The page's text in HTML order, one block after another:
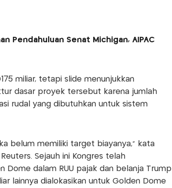
Pendahuluan Senat Michigan, AIPAC
miliar, tetapi slide menunjukkan
dasar proyek tersebut karena jumlah
rudal yang dibutuhkan untuk sistem
belum memiliki target biayanya," kata
Sejauh ini Kongres telah
Dome dalam RUU pajak dan belanja Trump
lainnya dialokasikan untuk Golden Dome